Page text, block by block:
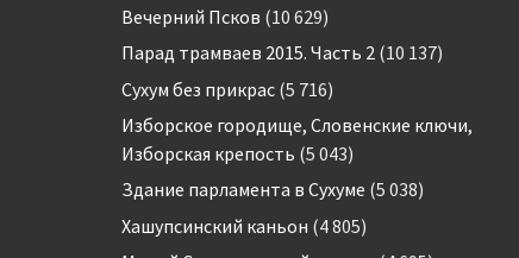
Вечерний Псков (10 629)
Парад трамваев 2015. Часть 2 (10 137)
Сухум без прикрас (5 716)
Изборское городище, Словенские ключи,
Изборская крепость (5 043)
Здание парламента в Сухуме (5 038)
Хашупсинский каньон (4 805)